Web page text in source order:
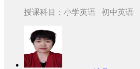
授课科目：小学英语 初中英语